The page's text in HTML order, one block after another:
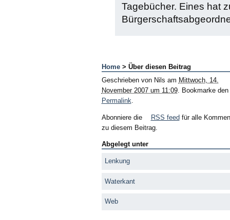
Tagebücher. Eines hat
Home> Über diesen Beitrag
Geschrieben von Nils am Mittwoch, 14.
November 2007 um 11:09. Bookmarke den
Permalink.
Abonniere die RSS feed für alle
zu diesem Beitrag.
Abgelegt unter
Lenkung
Waterkant
Web